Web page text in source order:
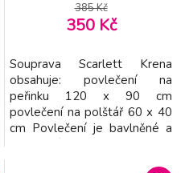
385 Kč
350 Kč
Souprava Scarlett Krena
obsahuje: povlečení na
peřinku 120 x 90 cm
povlečení na polštář 60 x 40
cm Povlečení je bavlněné a